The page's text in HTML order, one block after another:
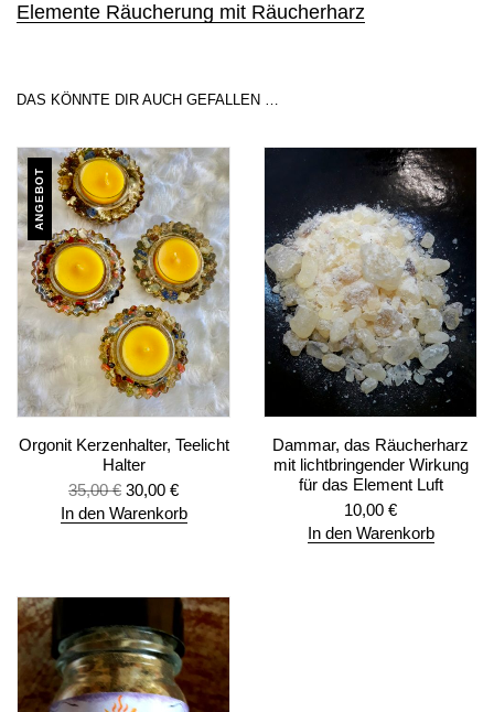
Elemente Räucherung mit Räucherharz
DAS KÖNNTE DIR AUCH GEFALLEN …
ANGEBOT
Orgonit Kerzenhalter, Teelicht
Halter
35,00€ 30,00 €
In den Warenkorb
Dammar, das Räucherharz
mit lichtbringender Wirkung
für das Element Luft
10,00 €
In den Warenkorb